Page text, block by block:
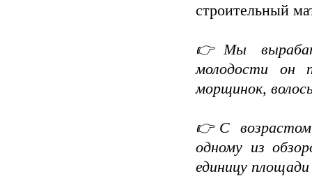
строительный
👉Мы
молодости он
морщинок,
👉С возрастом
одному из
единицу